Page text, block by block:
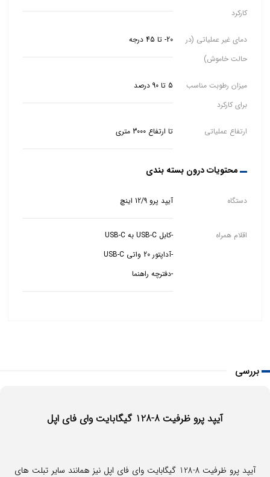
کارکرد
دمای غیر عملیاتی (در
حالت خاموش)
20- تا 45 درجه
میزان رطوبت مناسب
برای کارکرد
5 تا 90 درصد
ارتفاع عملیاتی تا ارتفاع 3000 متری
محتویات درون بسته بندی
دستگاه آیپد پرو 12/9 اینچ
اقلام همراه
-کابل USB-C به USB-C
-آداپتور 20 واتی USB-C
-دفترچه راهنما
بررسی
آیپد پرو ظرفیت 8-128 گیگابایت وای فای اپل
آیپد پرو ظرفیت 8-128 گیگابایت وای فای اپل نیز همانند سایر تبلت های